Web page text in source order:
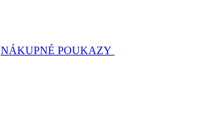
NÁKUPNÉ POUKAZY